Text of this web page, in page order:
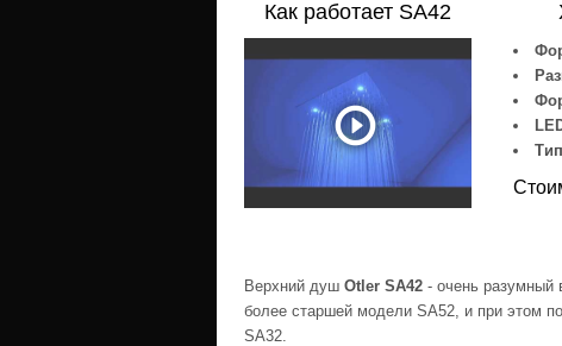
Как работает SA42
Верхний душ Otler SA42 - очень разумный
более старшей модели SA52, и при этом
SA32.